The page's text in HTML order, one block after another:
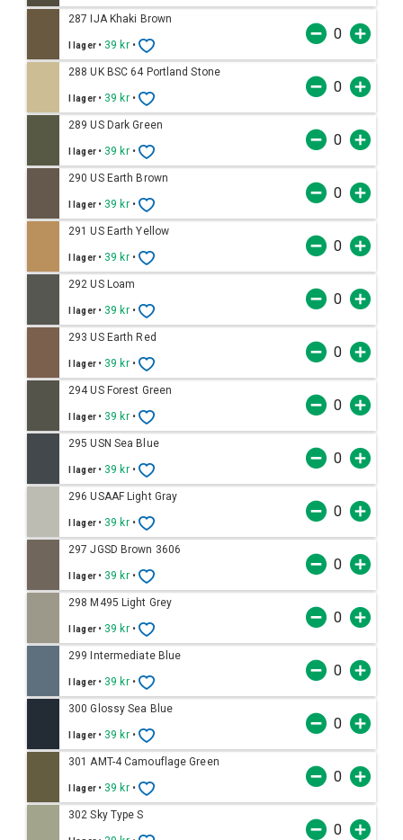
287 IJA Khaki Brown
I lager • 39 kr •
288 UK BSC 64 Portland Stone
I lager • 39 kr •
289 US Dark Green
I lager • 39 kr •
290 US Earth Brown
I lager • 39 kr •
291 US Earth Yellow
I lager • 39 kr •
292 US Loam
I lager • 39 kr •
293 US Earth Red
I lager • 39 kr •
294 US Forest Green
I lager • 39 kr •
295 USN Sea Blue
I lager • 39 kr •
296 USAAF Light Gray
I lager • 39 kr •
297 JGSD Brown 3606
I lager • 39 kr •
298 M495 Light Grey
I lager • 39 kr •
299 Intermediate Blue
I lager • 39 kr •
300 Glossy Sea Blue
I lager • 39 kr •
301 AMT-4 Camouflage Green
I lager • 39 kr •
302 Sky Type S